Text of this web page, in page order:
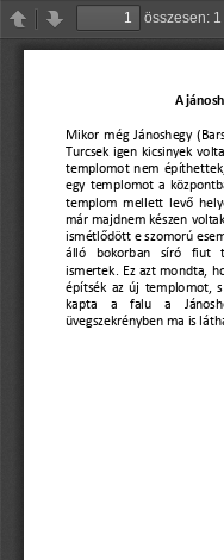
ElőzőTovább
összesen: 1
A
Mikor még Jánoshegy (
Turcsek  igen  kicsinyek
templomot nem épí
egy templomot a
templom mellett levő
már majdnem készen
ismétlődött e szomorú
álló  bokorban  síró  fiut
ismertek. Ez azt mondta,
építsék az új templomot,
kapta    a    falu
a
üvegszekrényben ma is